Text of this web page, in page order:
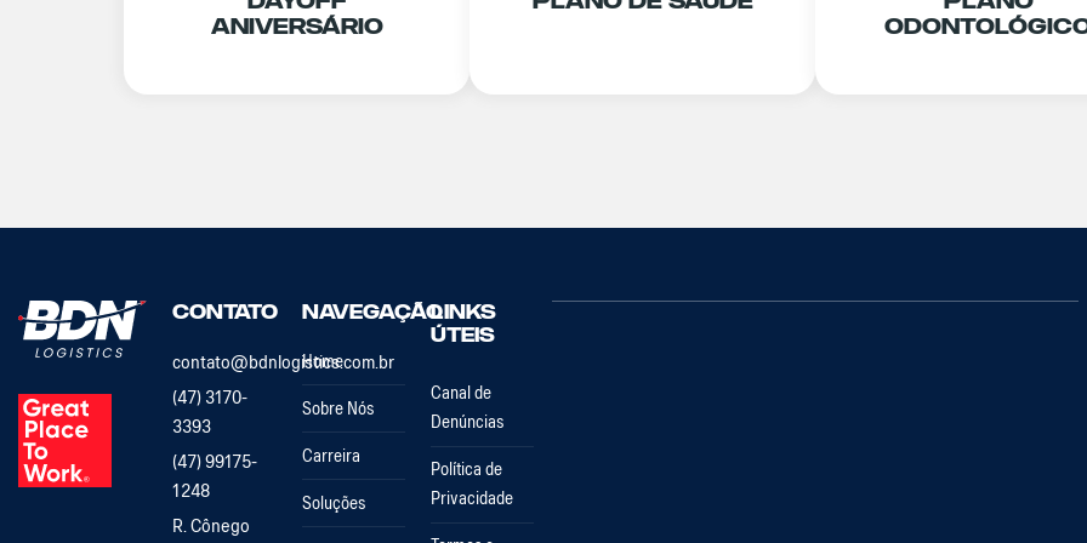
Aniversário
Contato
contato@bdnlogistics.com.br
(47) 3170-
3393
(47) 99175-
1248
R. Cônego
Navegação
Home
Sobre Nós
Carreira
Soluções
Links
Úteis
Canal de
Denúncias
Política de
Privacidade